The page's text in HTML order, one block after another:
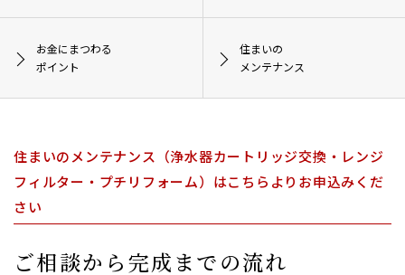
お金にまつわる
ポイント
住まいの
メンテナンス
住まいのメンテナンス（浄水器カートリッジ交換・レンジ
フィルター・プチリフォーム）はこちらよりお申込みくだ
さい
ご相談から完成までの流れ